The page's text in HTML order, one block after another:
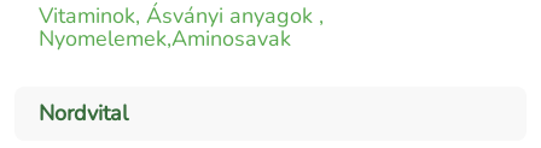
Vitaminok, Ásványi anyagok ,
Nyomelemek,Aminosavak
Nordvital